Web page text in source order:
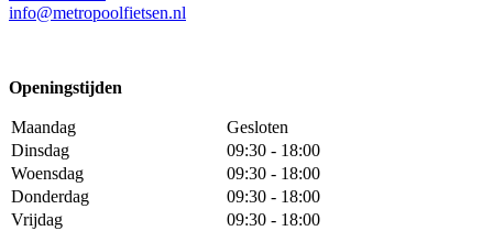
info@metropoolfietsen.nl
Openingstijden
Maandag
Gesloten
Dinsdag
09:30 - 18:00
Woensdag
09:30 - 18:00
Donderdag
09:30 - 18:00
Vrijdag
09:30 - 18:00